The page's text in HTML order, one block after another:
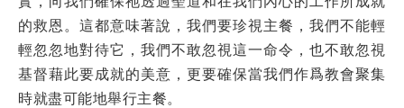
的救恩。這都意味著說，我們要珍視主餐，我們不能輕
輕忽忽地對待它，我們不敢忽視這一命令，也不敢忽視
基督藉此要成就的美意，更要確保當我們作爲教會聚集
時就盡可能地舉行主餐。